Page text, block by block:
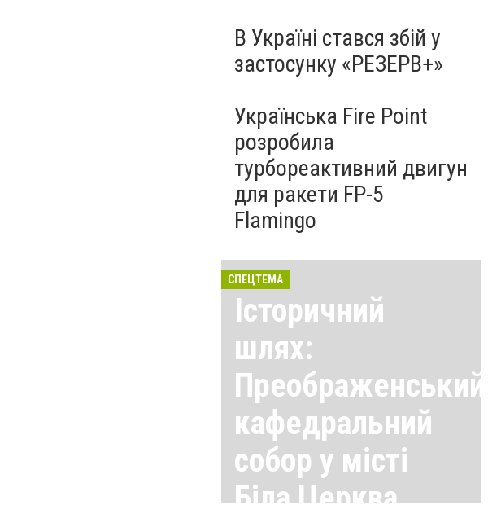
В Україні стався збій у
застосунку «РЕЗЕРВ+»
Українська Fire Point
розробила
турбореактивний двигун
для ракети FP-5
Flamingo
СПЕЦТЕМА
Історичний
шлях:
Преображенський
кафедральний
собор у місті
Біла Церква